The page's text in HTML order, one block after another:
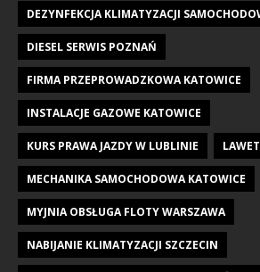
DEZYNFEKCJA KLIMATYZACJI
DIESEL SERWIS POZNAŃ
FIRMA PRZEPROWADZKOWA KATOWICE
INSTALACJE GAZOWE KATOWICE
KURS PRAWA JAZDY W LUBLINIE
MECHANIKA SAMOCHODOWA KATOWICE
MYJNIA OBSŁUGA FLOTY WARSZAWA
NABIJANIE KLIMATYZACJI SZCZECIN